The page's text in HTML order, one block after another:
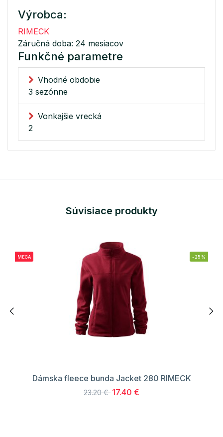
Výrobca:
RIMECK
Záručná doba: 24 mesiacov
Funkčné parametre
Vhodné obdobie
3 sezónne
Vonkajšie vrecká
2
Súvisiace produkty
MEGA -25%
Dámska fleece bunda Jacket 280 RIMECK
23.20 € 17.40 €